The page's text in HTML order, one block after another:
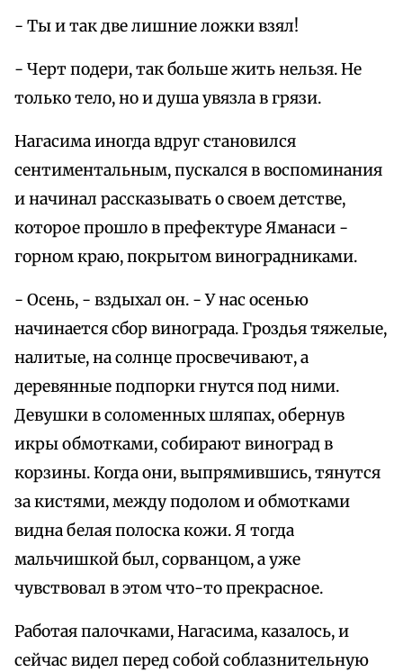
- Ты и так две лишние ложки взял!
- Черт подери, так больше жить нельзя. Не
только тело, но и душа увязла в грязи.
Нагасима иногда вдруг становился
сентиментальным, пускался в воспоминания
и начинал рассказывать о своем детстве,
которое прошло в префектуре Яманаси -
горном краю, покрытом виноградниками.
- Осень, - вздыхал он. - У нас осенью
начинается сбор винограда. Гроздья тяжелые,
налитые, на солнце просвечивают, а
деревянные подпорки гнутся под ними.
Девушки в соломенных шляпах, обернув
икры обмотками, собирают виноград в
корзины. Когда они, выпрямившись, тянутся
за кистями, между подолом и обмотками
видна белая полоска кожи. Я тогда
мальчишкой был, сорванцом, а уже
чувствовал в этом что-то прекрасное.
Работая палочками, Нагасима, казалось, и
сейчас видел перед собой соблазнительную